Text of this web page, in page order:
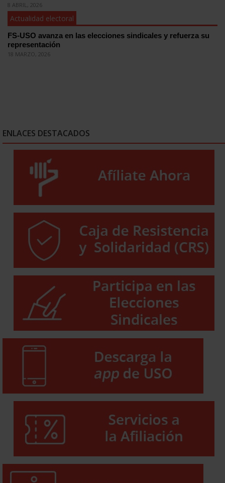
8 ABRIL, 2026
Actualidad electoral
FS-USO avanza en las elecciones sindicales y refuerza su
representación
18 MARZO, 2026
ENLACES DESTACADOS